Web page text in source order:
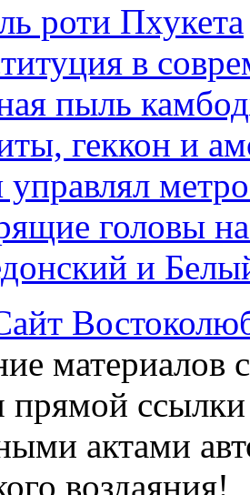
роти Пхукета
в
пыль
геккон и
управлял
головы
и
материалов
прямой
актами
воздаяния!